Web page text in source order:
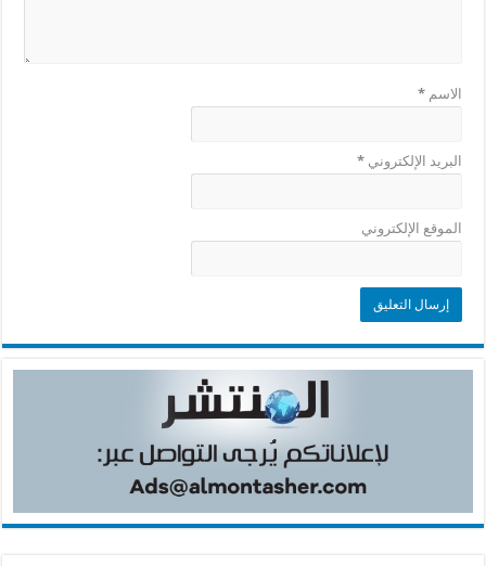
الاسم*
البريد الإلكتروني*
الموقع الإلكتروني